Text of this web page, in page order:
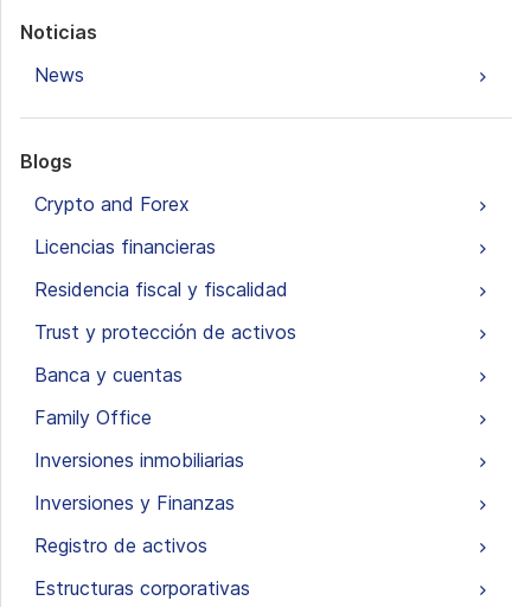
Noticias
News
Blogs
Crypto and Forex
Licencias financieras
Residencia fiscal y fiscalidad
Trust y protección de activos
Banca y cuentas
Family Office
Inversiones inmobiliarias
Inversiones y Finanzas
Registro de activos
Estructuras corporativas